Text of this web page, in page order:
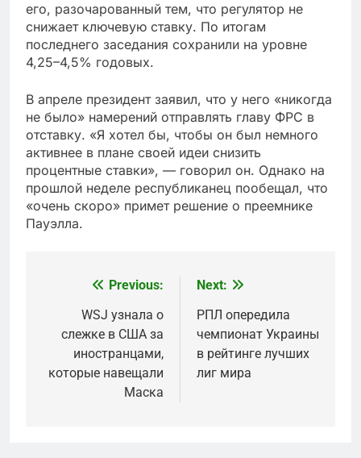
его, разочарованный тем, что регулятор не
снижает ключевую ставку. По итогам
последнего заседания сохранили на уровне
4,25–4,5% годовых.
В апреле президент заявил, что у него «никогда
не было» намерений отправлять главу ФРС в
отставку. «Я хотел бы, чтобы он был немного
активнее в плане своей идеи снизить
процентные ставки», — говорил он. Однако на
прошлой неделе республиканец пообещал, что
«очень скоро» примет решение о преемнике
Пауэлла.
navigation
Previous:
WSJ узнала о
слежке в США за
иностранцами,
которые навещали
Маска
Next:
РПЛ опередила
чемпионат Украины
в рейтинге лучших
лиг мира